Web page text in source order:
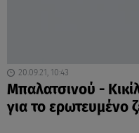
20.09.21, 10:43
Μπαλατσινού -
για το ερωτευμένο